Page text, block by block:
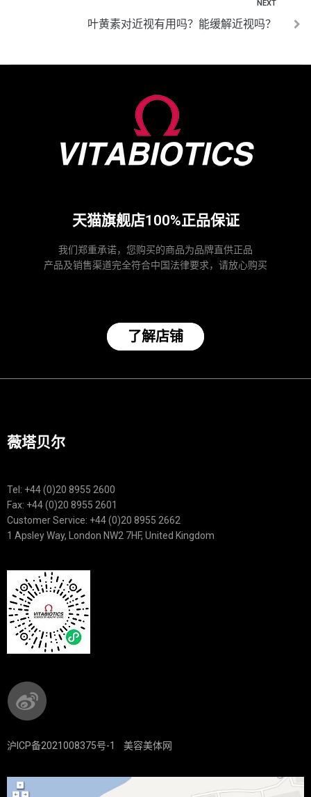
NEXT
叶黄素对近视有用吗？能缓解近视吗？
天猫旗舰店100%正品保证
我们郑重承诺，您购买的商品为品牌直供正品
产品及销售渠道完全符合中国法律要求，请放心购买
了解店铺
薇塔贝尔
Tel: +44 (0)20 8955 2600
Fax: +44 (0)20 8955 2601
Customer Service: +44 (0)20 8955 2662
1 Apsley Way, London NW2 7HF, United Kingdom
沪ICP备2021008375号-1 美容美体网